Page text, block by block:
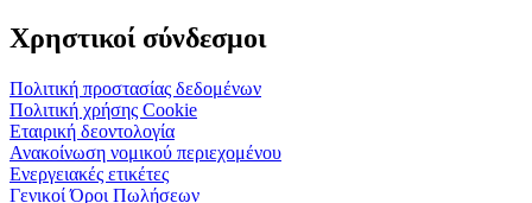
Χρηστικοί σύνδεσμοι
Πολιτική προστασίας δεδομένων
Πολιτική χρήσης Cookie
Εταιρική δεοντολογία
Ανακοίνωση νομικού περιεχομένου
Ενεργειακές ετικέτες
Γενικοί Όροι Πωλήσεων